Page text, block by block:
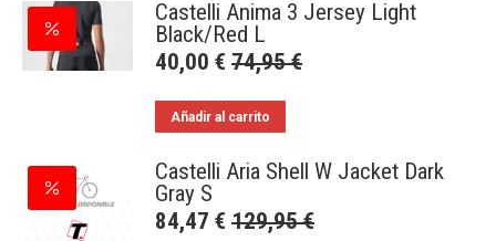
Castelli Anima 3 Jersey Light
Black/Red L
40,00 € 74,95€
Añadir al carrito
Castelli Aria Shell W Jacket Dark
Gray S
84,47 € 129,95€